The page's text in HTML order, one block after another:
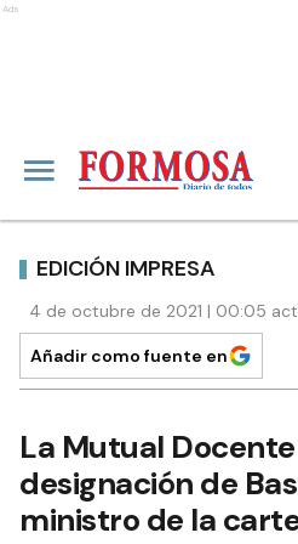
Ads
EDICIÓN IMPRESA
4 de octubre de 2021 | 00:05
Añadir como fuente en
La Mutual
designación de
ministro de la